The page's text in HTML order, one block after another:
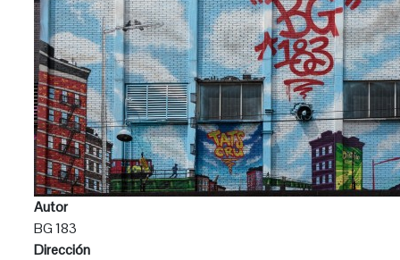
Autor
BG 183
Dirección